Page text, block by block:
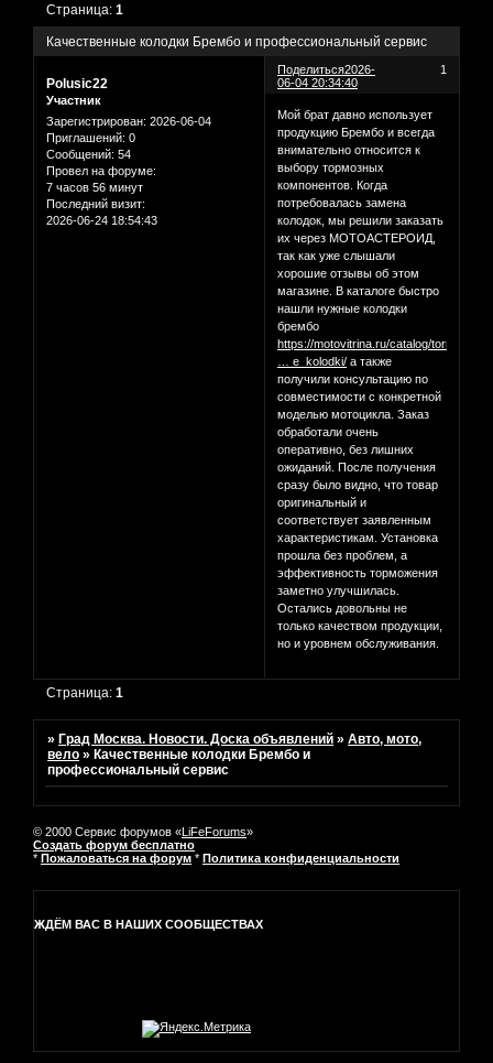
Качественные колодки Брембо и профессиональный сервис
Страница:1
Поделиться 1
2026-
06-04 20:34:40
Polusic22
Участник
Зарегистрирован: 2026-06-04
Приглашений: 0
Сообщений: 54
Провел на форуме:
7 часов 56 минут
Последний визит:
2026-06-24 18:54:43
Мой брат давно использует
продукцию Брембо и всегда
внимательно относится к
выбору тормозных
компонентов. Когда
потребовалась замена
колодок, мы решили заказать
их через МОТОАСТЕРОИД,
так как уже слышали
хорошие отзывы об этом
магазине. В каталоге быстро
нашли нужные колодки
брембо
https://motovitrina.ru/catalog/tormozna
… e_kolodki/ а также
получили консультацию по
совместимости с конкретной
моделью мотоцикла. Заказ
обработали очень
оперативно, без лишних
ожиданий. После получения
сразу было видно, что товар
оригинальный и
соответствует заявленным
характеристикам. Установка
прошла без проблем, а
эффективность торможения
заметно улучшилась.
Остались довольны не
только качеством продукции,
но и уровнем обслуживания.
Страница:1
»Град Москва. Новости. Доска объявлений »Авто, мото,
вело »Качественные колодки Брембо и
профессиональный сервис
© 2000 Сервис форумов «LiFeForums»
Создать форум бесплатно
* Пожаловаться на форум * Политика конфиденциальности
ЖДЁМ ВАС В НАШИХ СООБЩЕСТВАХ